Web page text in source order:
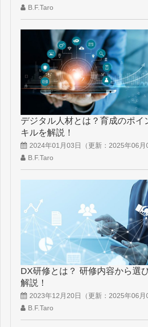
B.F.Taro
デジタル人材とは？育成のポイ
キルを解説！
2024年01月03日 （更新： 2025年06月
B.F.Taro
DX研修とは？ 研修内容から選
解説！
2023年12月20日 （更新： 2025年06月
B.F.Taro